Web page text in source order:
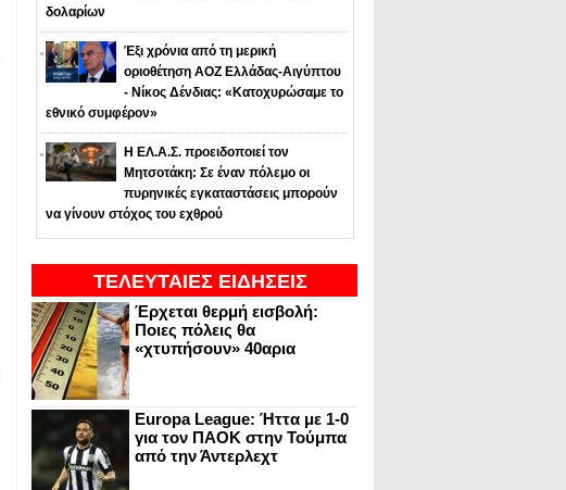
δολαρίων
Έξι χρόνια από τη μερική
οριοθέτηση ΑΟΖ Ελλάδας-Αιγύπτου
- Νίκος Δένδιας: «Κατοχυρώσαμε το
εθνικό συμφέρον»
Η ΕΛ.Α.Σ. προειδοποιεί τον
Μητσοτάκη: Σε έναν πόλεμο οι
πυρηνικές εγκαταστάσεις μπορούν
να γίνουν στόχος του εχθρού
ΤΕΛΕΥΤΑΙΕΣ ΕΙΔΗΣΕΙΣ
Έρχεται θερμή εισβολή:
Ποιες πόλεις θα
«χτυπήσουν» 40αρια
Europa League: Ήττα με 1-0
για τον ΠΑΟΚ στην Τούμπα
από την Άντερλεχτ